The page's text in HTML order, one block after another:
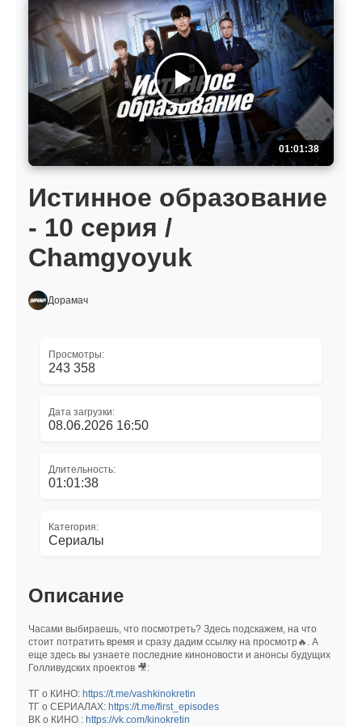
01:01:38
Истинное образование
- 10 серия /
Chamgyoyuk
Дорамач
Просмотры:
243 358
Дата загрузки:
08.06.2026 16:50
Длительность:
01:01:38
Категория:
Сериалы
Описание
Часами выбираешь, что посмотреть? Здесь подскажем, на что
стоит потратить время и сразу дадим ссылку на просмотр🔥. А
еще здесь вы узнаете последние киноновости и анонсы будущих
Голливудских проектов 🎥:
ТГ о КИНО: https://t.me/vashkinokretin
ТГ о СЕРИАЛАХ: https://t.me/first_episodes
ВК о КИНО : https://vk.com/kinokretin